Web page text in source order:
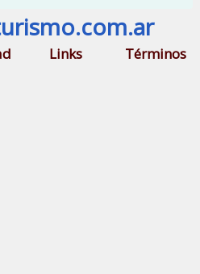
Links Términos